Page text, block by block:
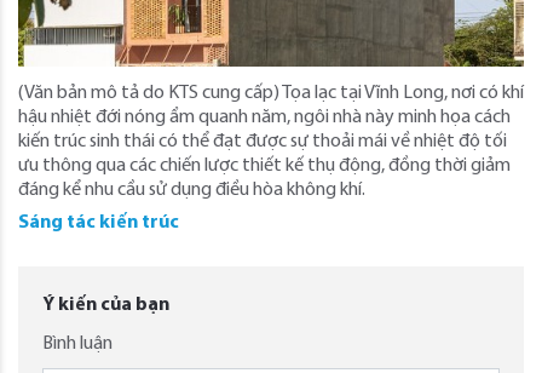
(Văn bản mô tả do KTS cung cấp) Tọa lạc tại Vĩnh Long, nơi có khí
hậu nhiệt đới nóng ẩm quanh năm, ngôi nhà này minh họa cách
kiến ​​trúc sinh thái có thể đạt được sự thoải mái về nhiệt độ tối
ưu thông qua các chiến lược thiết kế thụ động, đồng thời giảm
đáng kể nhu cầu sử dụng điều hòa không khí.
Sáng tác kiến trúc
Ý kiến của bạn
Bình luận